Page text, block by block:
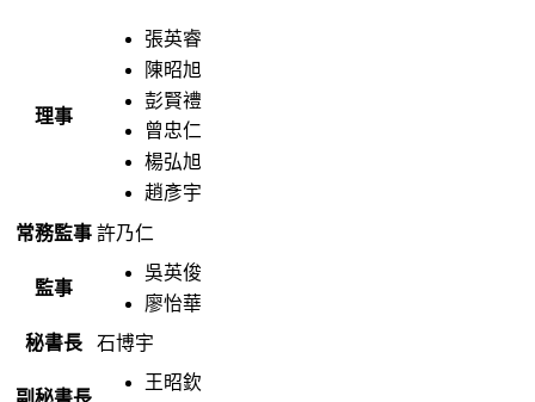
理事
張英睿
陳昭旭
彭賢禮
曾忠仁
楊弘旭
趙彥宇
常務監事 許乃仁
監事
吳英俊
廖怡華
秘書長
石博宇
副秘書長
王昭欽